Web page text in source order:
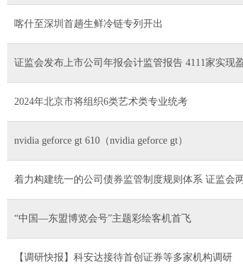
喀什至深圳首趟生鲜冷链专列开出
证监会发布上市公司年报会计监管报告 4111家实现
2024年北京市将组织6类艺术类专业统考
nvidia geforce gt 610（nvidia geforce gt）
着力构建统一的公司债券监管制度规则体系 证监会
“中国—东盟博览会号”主题彩绘客机首飞
【调研快报】科安达接待首创证券等多家机构调研